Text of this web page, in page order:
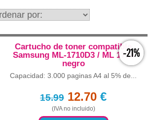
-21%
Cartucho de toner compatible
Samsung ML-1710D3 / ML 1710
negro
Capacidad: 3.000 paginas A4 al 5% de...
15.99 12.70 €
(IVA no incluido)